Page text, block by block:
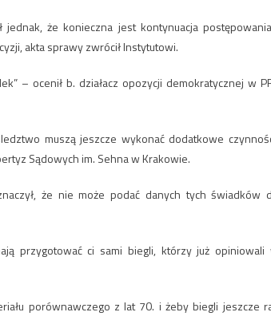
jednak, że konieczna jest kontynuacja
akta sprawy zwrócił Instytutowi.
– ocenił b. działacz opozycji demokratycznej w
muszą jeszcze wykonać dodatkowe
Sądowych im. Sehna w Krakowie.
że nie może podać danych tych świadków
przygotować ci sami biegli, którzy już opiniowali
porównawczego z lat 70. i żeby biegli jeszcze